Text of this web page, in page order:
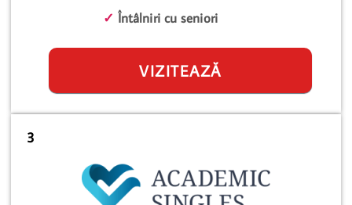
✓ Întâlniri cu seniori
VIZITEAZĂ
3